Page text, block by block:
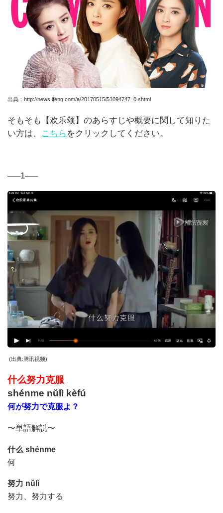
出典： http://news.ifeng.com/a/20170515/51094747_0.shtml
そ もそも【欢乐颂】のあらすじや概要に関して知りた
い方は、
こちら をクリックしてください。
—–1—–
(出典:腾讯视频)
什么努力克服
shénme nǔlì kèfú
何が努力で克服よ？
〜単語解説〜
什么 shénme
何
努力 nǔlì
努力、努力する